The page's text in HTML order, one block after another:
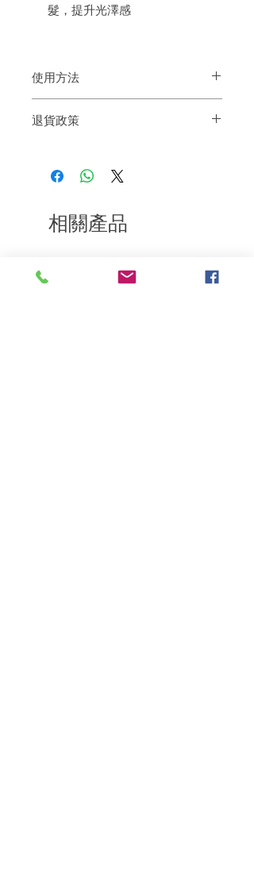
髮，提升光澤感
使用方法
退貨政策
到我們的產品後的前7天內通過電子郵件
相關產品
深層修復